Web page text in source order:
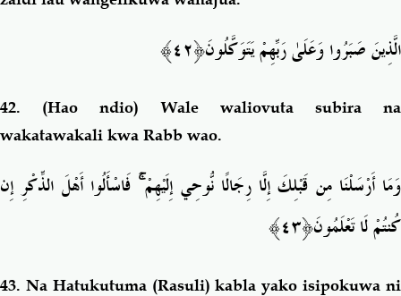
الَّذِينَ صَبَرُوا وَعَلَىٰ رَبِّهِمْ يَتَوَكَّلُونَ﴿٤٢﴾
42. (Hao ndio) Wale waliovuta subira na
wakatawakali kwa Rabb wao.
وَمَا أَرْسَلْنَا مِن قَبْلِكَ إِلَّا رِجَالًا نُّوحِي إِلَيْهِمْۚ فَاسْأَلُوا أَهْلَ الذِّكْرِ إِن
كُنتُمْ لَا تَعْلَمُونَ﴿٤٣﴾
43. Na Hatukutuma (Rasuli) kabla yako isipokuwa ni